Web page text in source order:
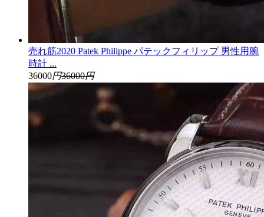
売れ筋2020 Patek Philippe パテックフィリップ 男性用腕
時計 ...
36000円36000円